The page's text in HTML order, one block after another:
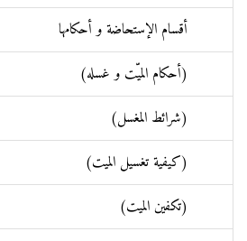
أقسام الإستحاضة و أحكامها
(أحكام الميّت و غسله)
(شرائط المغسل)
(كيفية تغسيل الميت)
(تكفين الميت)